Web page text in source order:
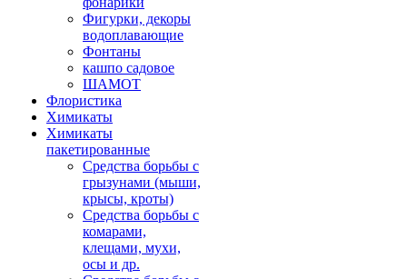
Фигурки, декоры
водоплавающие
Фонтаны
кашпо садовое
ШАМОТ
Флористика
Химикаты
Химикаты
пакетированные
Средства борьбы с
грызунами (мыши,
крысы, кроты)
Средства борьбы с
комарами,
клещами, мухи,
осы и др.